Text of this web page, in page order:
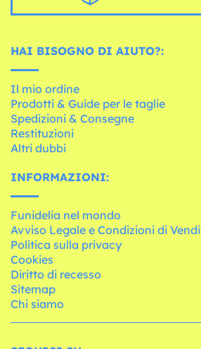
HAI BISOGNO DI AIUTO?:
Il mio ordine
Prodotti & Guide per le taglie
Spedizioni & Consegne
Restituzioni
Altri dubbi
INFORMAZIONI:
Funidelia nel mondo
Avviso Legale e Condizioni di
Politica sulla privacy
Cookies
Diritto di recesso
Sitemap
Chi siamo